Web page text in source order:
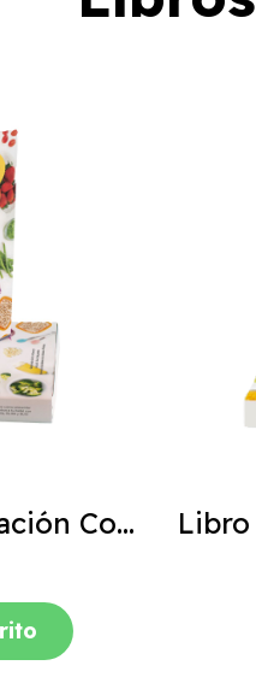
ABC de la Alimentación Complementaria 4ta edición